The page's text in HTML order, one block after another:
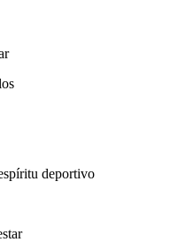
deportivo